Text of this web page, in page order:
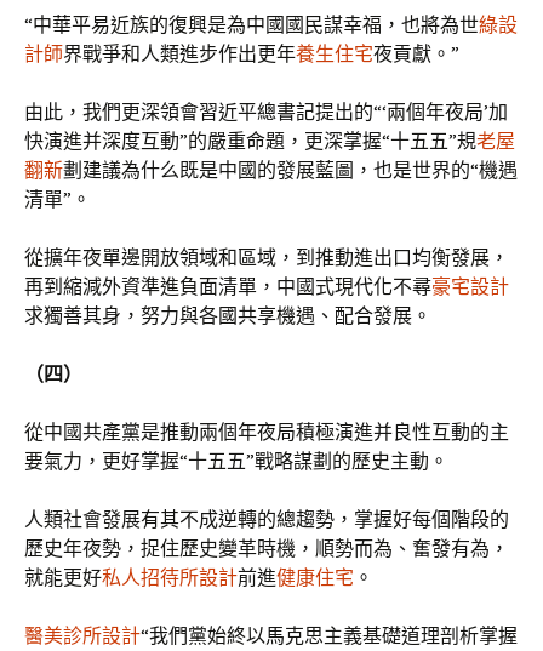
“中華平易近族的復興是為中國國民謀幸福，也將為世綠設
計師界戰爭和人類進步作出更年養生住宅夜貢獻。”
由此，我們更深領會習近平總書記提出的“‘兩個年夜局’加
快演進并深度互動”的嚴重命題，更深掌握“十五五”規老屋
翻新劃建議為什么既是中國的發展藍圖，也是世界的“機遇
清單”。
從擴年夜單邊開放領域和區域，到推動進出口均衡發展，
再到縮減外資準進負面清單，中國式現代化不尋豪宅設計
求獨善其身，努力與各國共享機遇、配合發展。
（四）
從中國共產黨是推動兩個年夜局積極演進并良性互動的主
要氣力，更好掌握“十五五”戰略謀劃的歷史主動。
人類社會發展有其不成逆轉的總趨勢，掌握好每個階段的
歷史年夜勢，捉住歷史變革時機，順勢而為、奮發有為，
就能更好私人招待所設計前進健康住宅 。
醫美診所設計“我們黨始終以馬克思主義基礎道理剖析掌握